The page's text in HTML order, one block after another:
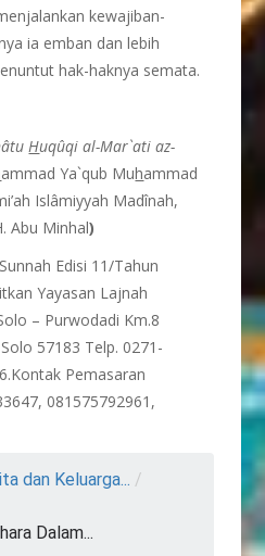
kewajiban-
ia emban dan lebih
hak-haknya semata.
âtuHuqûqi al-Mar`ati az-
ammad Ya`qub Muhammad
Islâmiyyah Madînah,
Abu Minhal)
Edisi 11/Tahun
Yayasan Lajnah
– Purwodadi Km.8
57183 Telp. 0271-
Pemasaran
081575792961,
dan Keluarga... /
Dalam...